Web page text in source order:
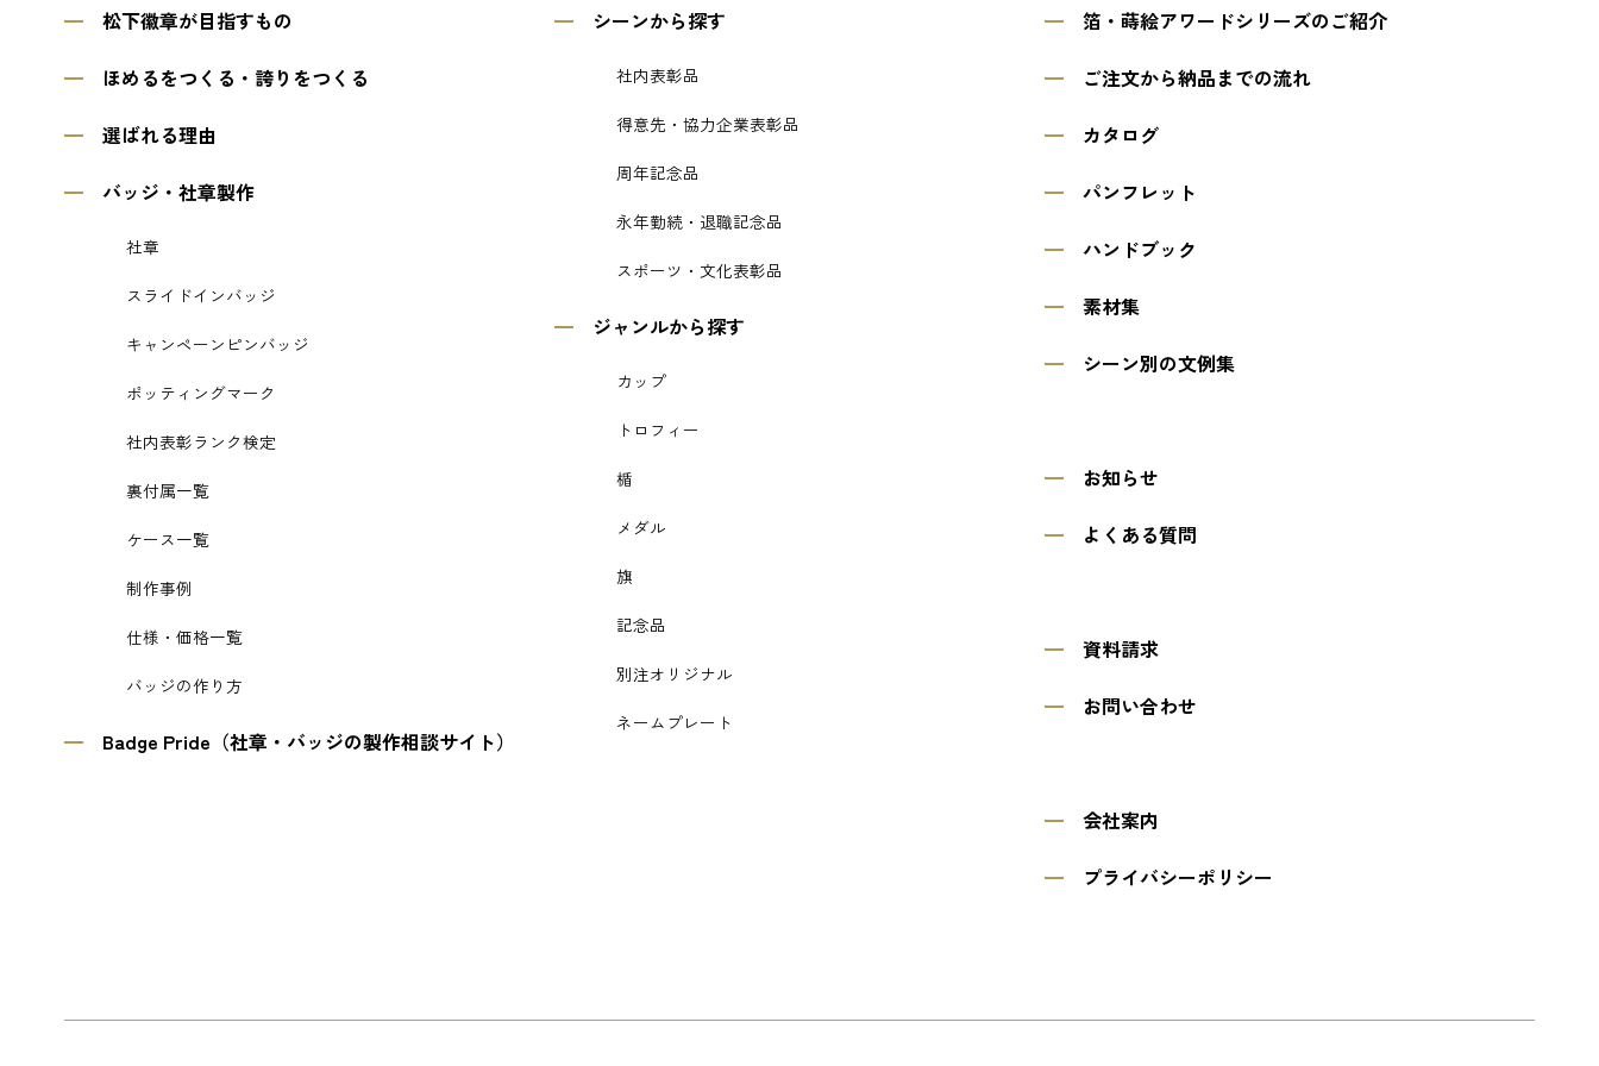
松下徽章が目指すもの
ほめるをつくる・誇りをつくる
選ばれる理由
バッジ・社章製作
社章
スライドインバッジ
キャンペーンピンバッジ
ポッティングマーク
社内表彰ランク検定
裏付属一覧
ケース一覧
制作事例
仕様・価格一覧
バッジの作り方
Badge Pride（社章・バッジの製作相談サイト）
シーンから探す
社内表彰品
得意先・協力企業表彰品
周年記念品
永年勤続・退職記念品
スポーツ・文化表彰品
ジャンルから探す
カップ
トロフィー
楯
メダル
旗
記念品
別注オリジナル
ネームプレート
箔・蒔絵アワードシリーズのご紹介
ご注文から納品までの流れ
カタログ
パンフレット
ハンドブック
素材集
シーン別の文例集
お知らせ
よくある質問
資料請求
お問い合わせ
会社案内
プライバシーポリシー